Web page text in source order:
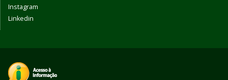
Instagram
Linkedin